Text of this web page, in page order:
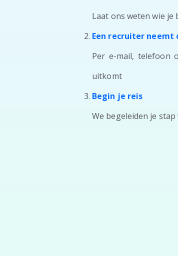
Laat ons weten wie
Een recruiter
Per e-mail, telefoon
uitkomt
Begin je reis
We begeleiden je